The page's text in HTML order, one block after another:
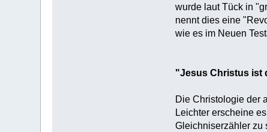
wurde laut Tück in
nennt dies eine
wie es im Neuen
"Jesus Christus ist
Die Christologie der
Leichter erscheine
Gleichniserzähler zu